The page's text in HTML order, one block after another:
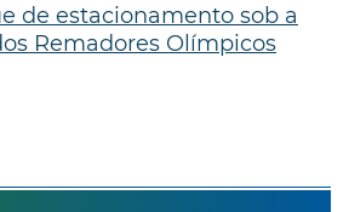
de estacionamento sob a
Remadores Olímpicos